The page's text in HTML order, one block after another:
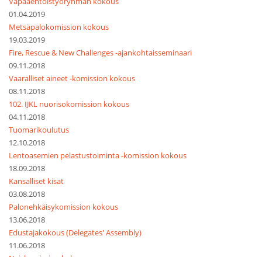
01.04.2019
Metsäpalokomission kokous
19.03.2019
Fire, Rescue & New Challenges -ajankohtaisseminaari
09.11.2018
Vaaralliset aineet -komission kokous
08.11.2018
102. IJKL nuorisokomission kokous
04.11.2018
Tuomarikoulutus
12.10.2018
Lentoasemien pelastustoiminta -komission kokous
18.09.2018
Kansalliset kisat
03.08.2018
Palonehkäisykomission kokous
13.06.2018
Edustajakokous (Delegates' Assembly)
11.06.2018